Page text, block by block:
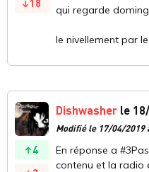
18
qui regarde
le nivellement par
4
Dishwasher le
Modifié le 17/04/2019
En réponse a
contenu et la radio